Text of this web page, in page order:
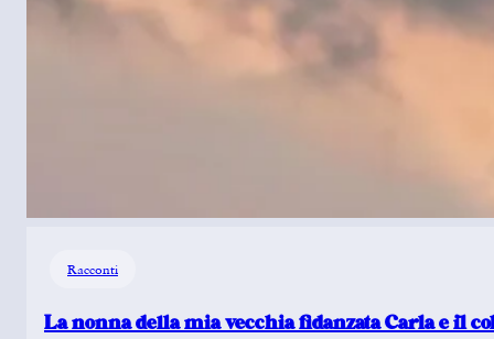
Racconti
La nonna della mia vecchia fidanzata Carla e il